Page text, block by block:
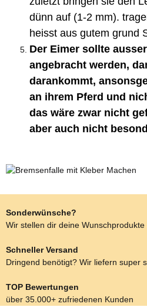
dünn auf (1-2 mm).
heisst aus gutem grund
Der Eimer sollte
angebracht werden,
darankommt,
an ihrem Pferd und
das wäre zwar nicht
aber auch nicht
Sonderwünsche?
Wir stellen dir deine Wunschprodukte
Schneller Versand
Dringend benötigt? Wir liefern super
TOP Bewertungen
über 35.000+ zufriedenen Kunden